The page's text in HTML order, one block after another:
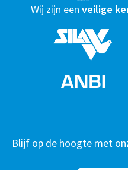
Wij zijn een veilige
Blijf op de hoogte met